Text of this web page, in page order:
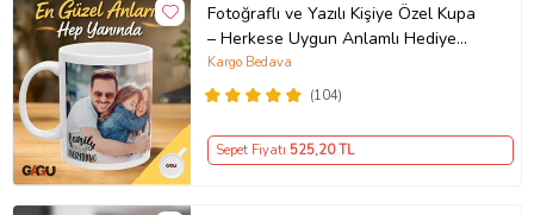
Fotoğraflı ve Yazılı Kişiye Özel Kupa
– Herkese Uygun Anlamlı Hediye
Porselen Baskılı Kupa (Beyaz)
(104)
Kargo Bedava
Sepet Fiyatı 525,20 TL